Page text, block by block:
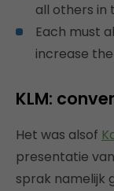
all others in
Each must
increase
KLM:
Het was alsof
presentatie
sprak namelijk